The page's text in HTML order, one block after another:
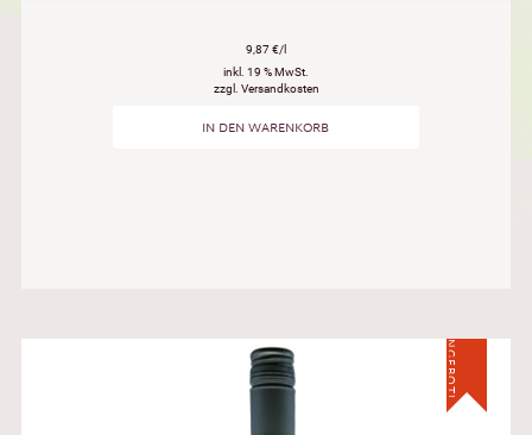
9,87 €/l
inkl. 19 % MwSt.
zzgl. Versandkosten
IN DEN WARENKORB
ANGEBOT!